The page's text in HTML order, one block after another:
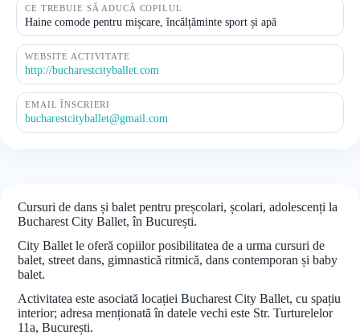
CE TREBUIE SĂ ADUCĂ COPILUL
Haine comode pentru mișcare, încălțăminte sport și apă
WEBSITE ACTIVITATE
http://bucharestcityballet.com
EMAIL ÎNSCRIERI
bucharestcityballet@gmail.com
Cursuri de dans și balet pentru preșcolari, școlari, adolescenți la
Bucharest City Ballet, în București.
City Ballet le oferă copiilor posibilitatea de a urma cursuri de
balet, street dans, gimnastică ritmică, dans contemporan și baby
balet.
Activitatea este asociată locației Bucharest City Ballet, cu spațiu
interior; adresa menționată în datele vechi este Str. Turturelelor
11a, București.